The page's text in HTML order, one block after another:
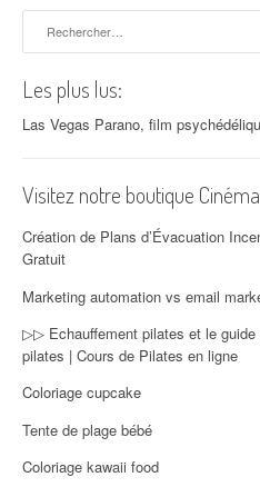
Les plus lus:
Las Vegas Parano, film
Visitez notre boutique Cinéma
Création de Plans d’Évacuation
Gratuit
Marketing automation vs email
▷▷ Echauffement pilates et le
pilates | Cours de Pilates en ligne
Coloriage cupcake
Tente de plage bébé
Coloriage kawaii food